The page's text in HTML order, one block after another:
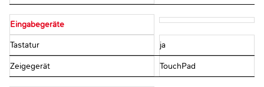
Eingabegeräte
Tastatur ja
Zeigegerät TouchPad